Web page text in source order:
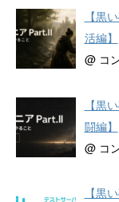
【黒
活編】
@ コ
【黒
闘編】
@ コ
【黒